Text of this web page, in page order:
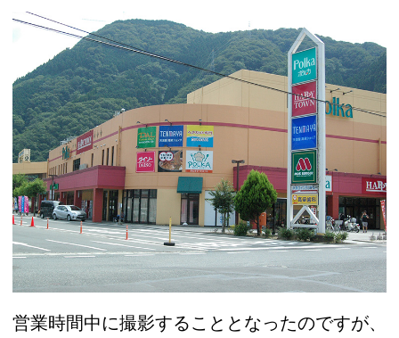
営業時間中に撮影することとなったのですが、